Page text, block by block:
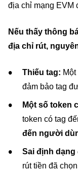
địa chỉ mạng EVM
Nếu thấy thông
địa chỉ rút,
Thiếu tag:
đảm bảo tag
Một số token
token có tag
đến người
Sai định dạng
rút tiền đã